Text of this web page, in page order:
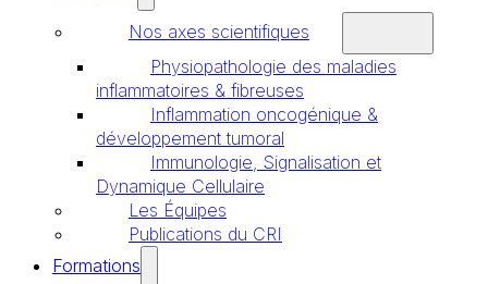
Nos axes scientifiques
Physiopathologie des maladies
inflammatoires & fibreuses
Inflammation oncogénique &
développement tumoral
Immunologie, Signalisation et
Dynamique Cellulaire
Les Équipes
Publications du CRI
Formations